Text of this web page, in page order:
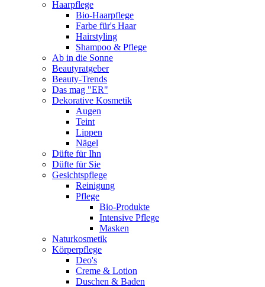
Haarpflege
Bio-Haarpflege
Farbe für's Haar
Hairstyling
Shampoo & Pflege
Ab in die Sonne
Beautyratgeber
Beauty-Trends
Das mag "ER"
Dekorative Kosmetik
Augen
Teint
Lippen
Nägel
Düfte für Ihn
Düfte für Sie
Gesichtspflege
Reinigung
Pflege
Bio-Produkte
Intensive Pflege
Masken
Naturkosmetik
Körperpflege
Deo's
Creme & Lotion
Duschen & Baden